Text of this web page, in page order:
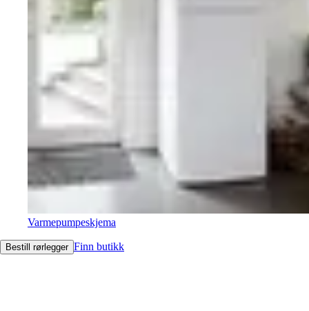
Varmepumpeskjema
Bestill rørlegger Finn butikk